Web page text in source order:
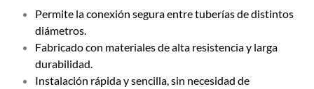
Permite la conexión segura entre tuberías de distintos
diámetros.
Fabricado con materiales de alta resistencia y larga
durabilidad.
Instalación rápida y sencilla, sin necesidad de